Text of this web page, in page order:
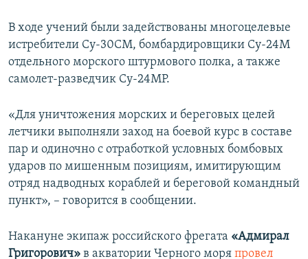
В ходе учений были задействованы многоцелевые
истребители Су-30СМ, бомбардировщики Су-24М
отдельного морского штурмового полка, а также
самолет-разведчик Су-24МР.
«Для уничтожения морских и береговых целей
летчики выполняли заход на боевой курс в составе
пар и одиночно с отработкой условных бомбовых
ударов по мишенным позициям, имитирующим
отряд надводных кораблей и береговой командный
пункт», – говорится в сообщении.
Накануне экипаж российского фрегата «Адмирал
Григорович» в акватории Черного моря провел